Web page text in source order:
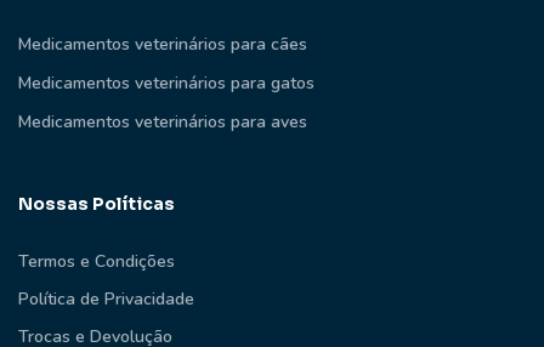
Medicamentos veterinários para cães
Medicamentos veterinários para gatos
Medicamentos veterinários para aves
Nossas Políticas
Termos e Condições
Política de Privacidade
Trocas e Devolução